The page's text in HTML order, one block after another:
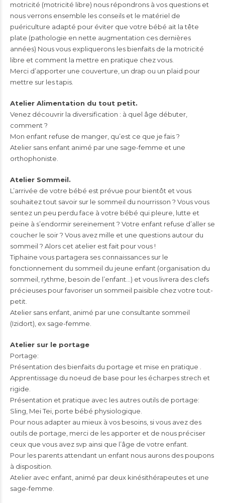
motricité (motricité libre) nous répondrons à vos questions et
nous verrons ensemble les conseils et le matériel de
puériculture adapté pour éviter que votre bébé ait la tête
plate (pathologie en nette augmentation ces dernières
années) Nous vous expliquerons les bienfaits de la motricité
libre et comment la mettre en pratique chez vous.
Merci d’apporter une couverture, un drap ou un plaid pour
mettre sur les tapis.
Atelier Alimentation du tout petit.
Venez découvrir la diversification : à quel âge débuter,
comment ?
Mon enfant refuse de manger, qu’est ce que je fais ?
Atelier sans enfant animé par une sage-femme et une
orthophoniste.
Atelier Sommeil.
L’arrivée de votre bébé est prévue pour bientôt et vous
souhaitez tout savoir sur le sommeil du nourrisson ? Vous vous
sentez un peu perdu face à votre bébé qui pleure, lutte et
peine à s’endormir sereinement ? Votre enfant refuse d’aller se
coucher le soir ? Vous avez mille et une questions autour du
sommeil ? Alors cet atelier est fait pour vous !
Tiphaine vous partagera ses connaissances sur le
fonctionnement du sommeil du jeune enfant (organisation du
sommeil, rythme, besoin de l’enfant…) et vous livrera des clefs
précieuses pour favoriser un sommeil paisible chez votre tout-
petit.
Atelier sans enfant, animé par une consultante sommeil
(Izidort), ex sage-femme.
Atelier sur le portage
Portage:
Présentation des bienfaits du portage et mise en pratique .
Apprentissage du noeud de base pour les écharpes strech et
rigide.
Présentation et pratique avec les autres outils de portage:
Sling, Mei Tei, porte bébé physiologique.
Pour nous adapter au mieux à vos besoins, si vous avez des
outils de portage, merci de les apporter et de nous préciser
ceux que vous avez svp ainsi que l’âge de votre enfant.
Pour les parents attendant un enfant nous aurons des poupons
à disposition.
Atelier avec enfant, animé par deux kinésithérapeutes et une
sage-femme.